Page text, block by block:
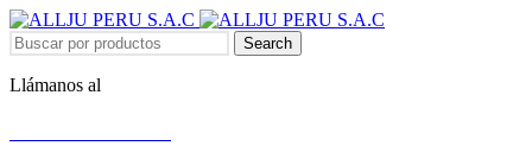
Search
Llámanos al